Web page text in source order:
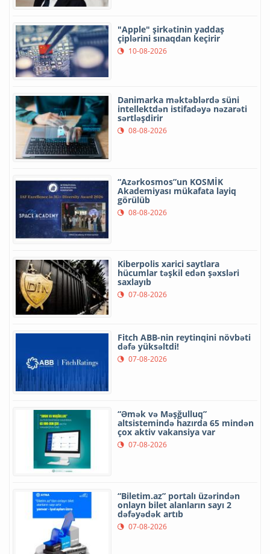
"Apple" şirkətinin yaddaş
çiplərini sınaqdan keçirir
10-08-2026
Danimarka məktəblərdə süni
intellektdən istifadəyə nəzarəti
sərtləşdirir
08-08-2026
“Azərkosmos”un KOSMİK
Akademiyası mükafata layiq
görülüb
08-08-2026
Kiberpolis xarici saytlara
hücumlar təşkil edən şəxsləri
saxlayıb
07-08-2026
Fitch ABB-nin reytinqini növbəti
dəfə yüksəltdi!
07-08-2026
“Əmək və Məşğulluq”
altsistemində hazırda 65 mindən
çox aktiv vakansiya var
07-08-2026
“Biletim.az” portalı üzərindən
onlayn bilet alanların sayı 2
dəfəyədək artıb
07-08-2026